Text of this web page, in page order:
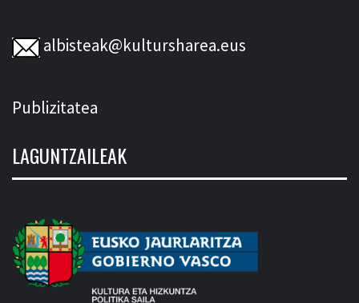
albisteak@kultursharea.eus
Publizitatea
LAGUNTZAILEAK